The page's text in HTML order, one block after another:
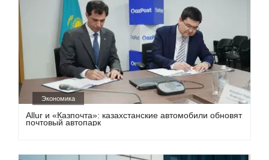
Экономика
Allur и «Казпочта»: казахстанские автомобили обновят
почтовый автопарк